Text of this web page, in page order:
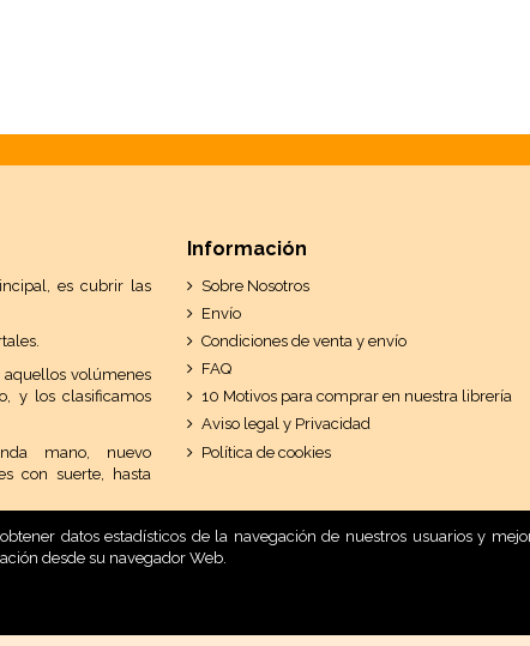
es cubrir las
aquellos volúmenes
y los clasificamos
mano, nuevo
con suerte, hasta
Información
Sobre Nosotros
Envío
Condiciones de venta y envío
FAQ
10 Motivos para comprar en nuestra librería
Aviso legal y Privacidad
Política de cookies
datos estadísticos de la navegación de nuestros usuarios y
desde su navegador Web.